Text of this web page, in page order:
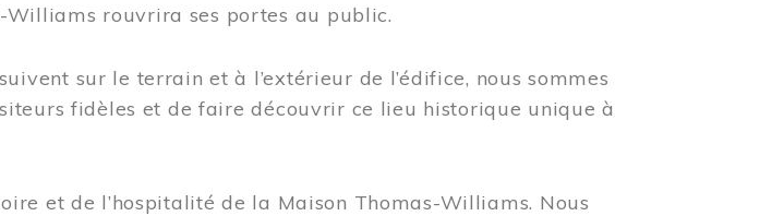
Williams rouvrira ses portes au public.
sur le terrain et à l’extérieur de l’édifice, nous sommes
fidèles et de faire découvrir ce lieu historique unique à
et de l’hospitalité de la Maison Thomas-Williams. Nous